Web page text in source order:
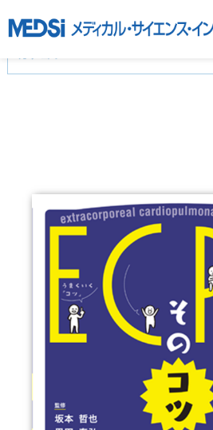
基礎医学(93)
基礎医学関連科学(80)
看護学(21)
医療技術(16)
薬学(7)
医学一般(91)